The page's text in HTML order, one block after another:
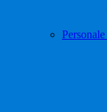
Personale